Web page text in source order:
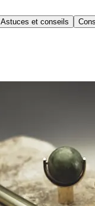
Astuces et conseils